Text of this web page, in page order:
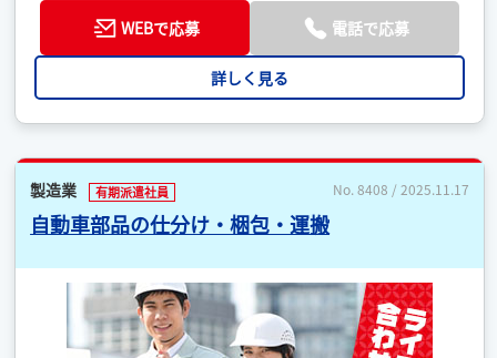
WEBで応募 電話で応募
詳しく見る
製造業 有期派遣社員 No. 8408 / 2025.11.17
自動車部品の仕分け・梱包・運搬